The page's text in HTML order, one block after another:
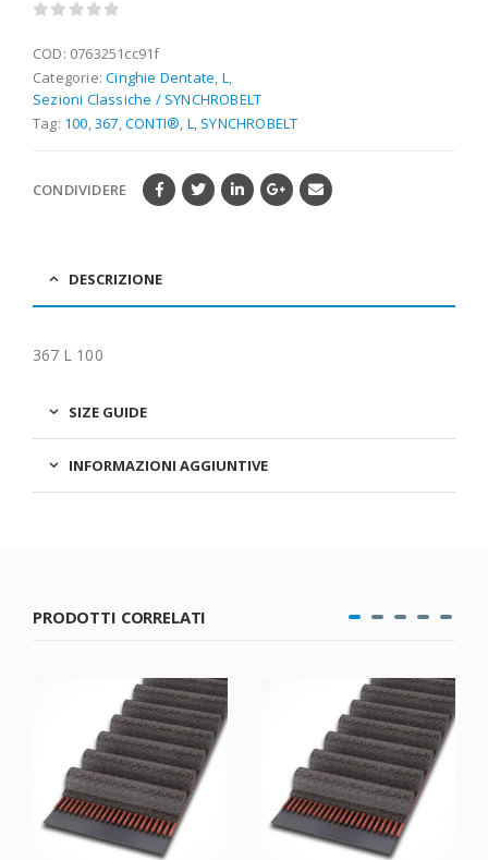
COD: 0763251cc91f
Categorie:Cinghie Dentate L
Sezioni Classiche / SYNCHROBELT
Tag: 100 ,367 ,CONTI® L SYNCHROBELT
CONDIVIDERE
DESCRIZIONE
367 L 100
SIZE GUIDE
INFORMAZIONI AGGIUNTIVE
PRODOTTI CORRELATI